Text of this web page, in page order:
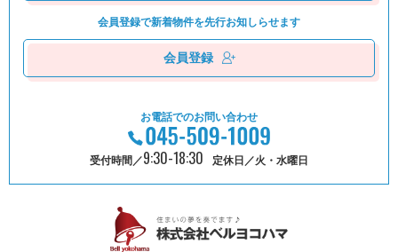
会員登録で新着物件を先⾏お知しらせます
会員登録
お電話でのお問い合わせ
受付時間／9:30-18:30 定休日／火・水曜日